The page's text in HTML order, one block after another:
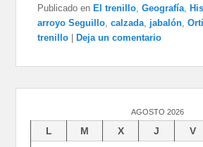
Publicado en El trenillo,Geografía,
arroyo Seguillo,calzada, jabalón,
trenillo
Deja un comentario
AGOSTO 2026
L M X J V